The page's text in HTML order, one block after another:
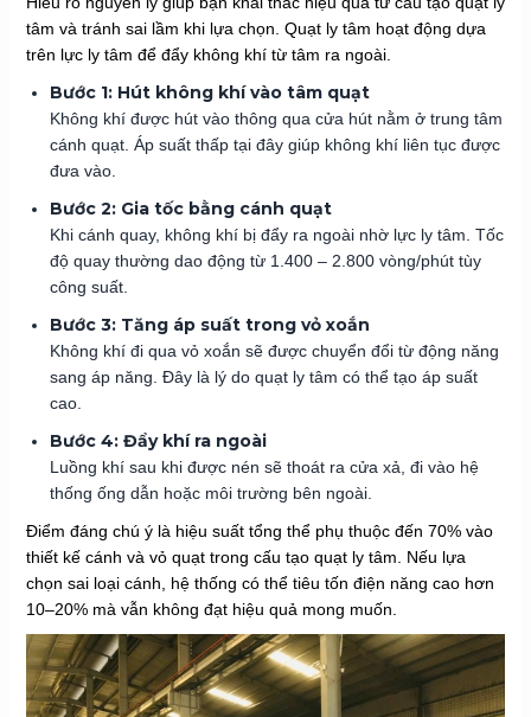
tâm và tránh sai lầm khi lựa chọn. Quạt ly tâm hoạt động dựa
trên lực ly tâm để đẩy không khí từ tâm ra ngoài.
Bước 1: Hút không khí vào tâm quạt
Không khí được hút vào thông qua cửa hút nằm ở trung tâm
cánh quạt. Áp suất thấp tại đây giúp không khí liên tục được
đưa vào.
Bước 2: Gia tốc bằng cánh quạt
Khi cánh quay, không khí bị đẩy ra ngoài nhờ lực ly tâm. Tốc
độ quay thường dao động từ 1.400 – 2.800 vòng/phút tùy
công suất.
Bước 3: Tăng áp suất trong vỏ xoắn
Không khí đi qua vỏ xoắn sẽ được chuyển đổi từ động năng
sang áp năng. Đây là lý do quạt ly tâm có thể tạo áp suất
cao.
Bước 4: Đẩy khí ra ngoài
Luồng khí sau khi được nén sẽ thoát ra cửa xả, đi vào hệ
thống ống dẫn hoặc môi trường bên ngoài.
Điểm đáng chú ý là hiệu suất tổng thể phụ thuộc đến 70% vào
thiết kế cánh và vỏ quạt trong cấu tạo quạt ly tâm. Nếu lựa
chọn sai loại cánh, hệ thống có thể tiêu tốn điện năng cao hơn
10–20% mà vẫn không đạt hiệu quả mong muốn.